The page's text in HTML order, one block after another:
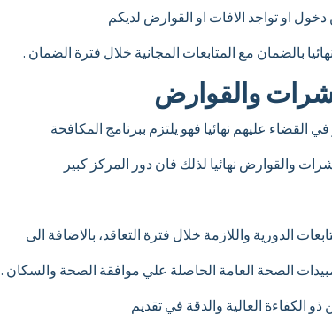
دخول او تواجد الافات او القوارض لديكم
بالضمان مع المتابعات المجانية خلال فترة الضمان .
والقوارض
القضاء عليهم نهائيا فهو يلتزم ببرنامج المكافحة
والقوارض نهائيا لذلك فان دور المركز كبير
الدورية واللازمة خلال فترة التعاقد، بالاضافة الى
الصحة العامة الحاصلة علي موافقة الصحة والسكان .
الكفاءة العالية والدقة في تقديم